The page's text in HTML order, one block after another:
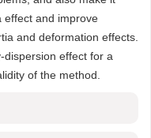
effect and improve
and deformation effects.
effect for a
of the method.